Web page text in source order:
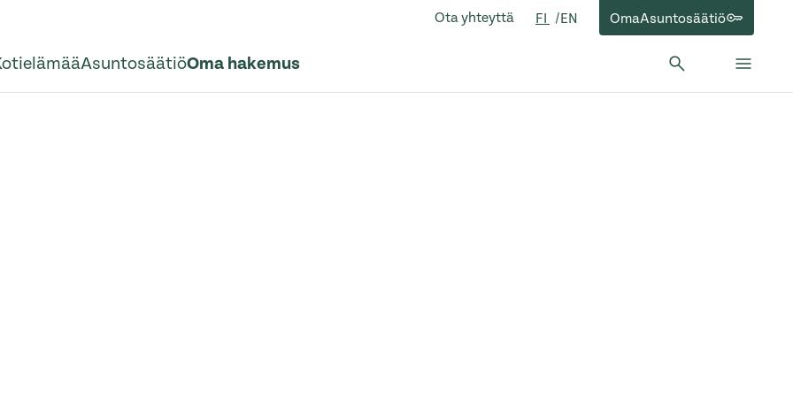
Ota yhteyttä FI EN OmaAsuntosäätiö
AsuntosäätiöOma hakemus
Hae: